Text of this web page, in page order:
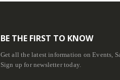
BE THE FIRST TO KNOW
Get all the latest information on Events,
Sign up for newsletter today.